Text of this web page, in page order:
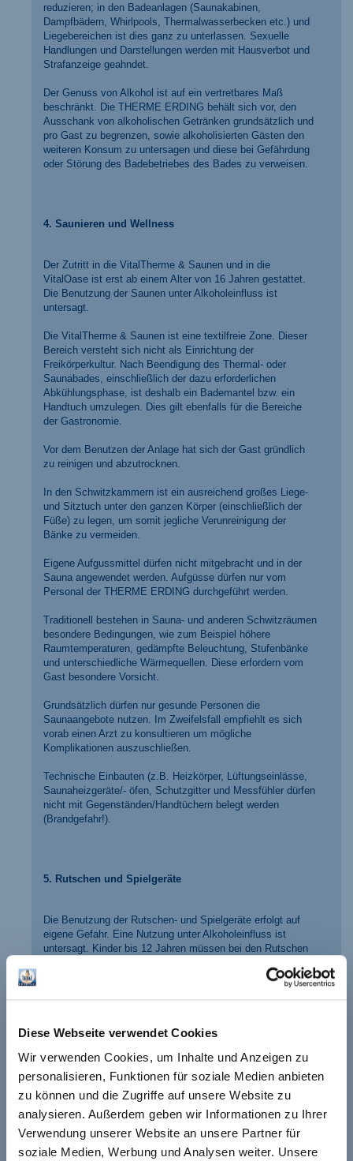
Diese Webseite verwendet Cookies
Wir verwenden Cookies, um Inhalte und Anzeigen zu
personalisieren, Funktionen für soziale Medien anbieten
zu können und die Zugriffe auf unsere Website zu
analysieren. Außerdem geben wir Informationen zu Ihrer
Verwendung unserer Website an unsere Partner für
soziale Medien, Werbung und Analysen weiter. Unsere
reduzieren; in den Badeanlagen (Saunakabinen,
Dampfbädern, Whirlpools, Thermalwasserbecken etc.) und
Liegebereichen ist dies ganz zu unterlassen. Sexuelle
Handlungen und Darstellungen werden mit Hausverbot und
Strafanzeige geahndet.
Der Genuss von Alkohol ist auf ein vertretbares Maß
beschränkt. Die THERME ERDING behält sich vor, den
Ausschank von alkoholischen Getränken grundsätzlich und
pro Gast zu begrenzen, sowie alkoholisierten Gästen den
weiteren Konsum zu untersagen und diese bei Gefährdung
oder Störung des Badebetriebes des Bades zu verweisen.
4. Saunieren und Wellness
Der Zutritt in die VitalTherme & Saunen und in die
VitalOase ist erst ab einem Alter von 16 Jahren gestattet.
Die Benutzung der Saunen unter Alkoholeinfluss ist
untersagt.
Die VitalTherme & Saunen ist eine textilfreie Zone. Dieser
Bereich versteht sich nicht als Einrichtung der
Freikörperkultur. Nach Beendigung des Thermal- oder
Saunabades, einschließlich der dazu erforderlichen
Abkühlungsphase, ist deshalb ein Bademantel bzw. ein
Handtuch umzulegen. Dies gilt ebenfalls für die Bereiche
der Gastronomie.
Vor dem Benutzen der Anlage hat sich der Gast gründlich
zu reinigen und abzutrocknen.
In den Schwitzkammern ist ein ausreichend großes Liege-
und Sitztuch unter den ganzen Körper (einschließlich der
Füße) zu legen, um somit jegliche Verunreinigung der
Bänke zu vermeiden.
Eigene Aufgussmittel dürfen nicht mitgebracht und in der
Sauna angewendet werden. Aufgüsse dürfen nur vom
Personal der THERME ERDING durchgeführt werden.
Traditionell bestehen in Sauna- und anderen Schwitzräumen
besondere Bedingungen, wie zum Beispiel höhere
Raumtemperaturen, gedämpfte Beleuchtung, Stufenbänke
und unterschiedliche Wärmequellen. Diese erfordern vom
Gast besondere Vorsicht.
Grundsätzlich dürfen nur gesunde Personen die
Saunaangebote nutzen. Im Zweifelsfall empfiehlt es sich
vorab einen Arzt zu konsultieren um mögliche
Komplikationen auszuschließen.
Technische Einbauten (z.B. Heizkörper, Lüftungseinlässe,
Saunaheizgeräte/- öfen, Schutzgitter und Messfühler dürfen
nicht mit Gegenständen/Handtüchern belegt werden
(Brandgefahr!).
5. Rutschen und Spielgeräte
Die Benutzung der Rutschen- und Spielgeräte erfolgt auf
eigene Gefahr. Eine Nutzung unter Alkoholeinfluss ist
untersagt. Kinder bis 12 Jahren müssen bei den Rutschen
ausnahmslos zu beachten und einzuhalten.
Nichtschwimmern ist die Benutzung der roten und
schwarzen Rutschen untersagt. Die blau gekennzeichneten
Rutschen dürfen Nichtschwimmer nur mit Schwimmhilfen
Insbesondere ist zu beachten: